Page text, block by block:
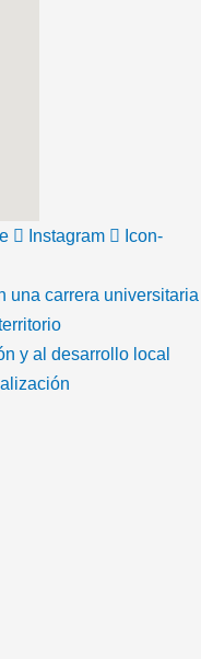
Instagram
Icon-
una carrera universitaria
y al desarrollo local